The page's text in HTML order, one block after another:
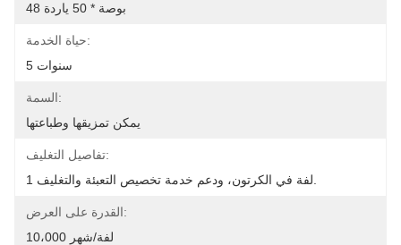
48 بوصة * 50 ياردة
حياة الخدمة:
5 سنوات
السمة:
يمكن تمزيقها وطباعتها
تفاصيل التغليف:
القدرة على العرض:
10،000 لفة/شهر